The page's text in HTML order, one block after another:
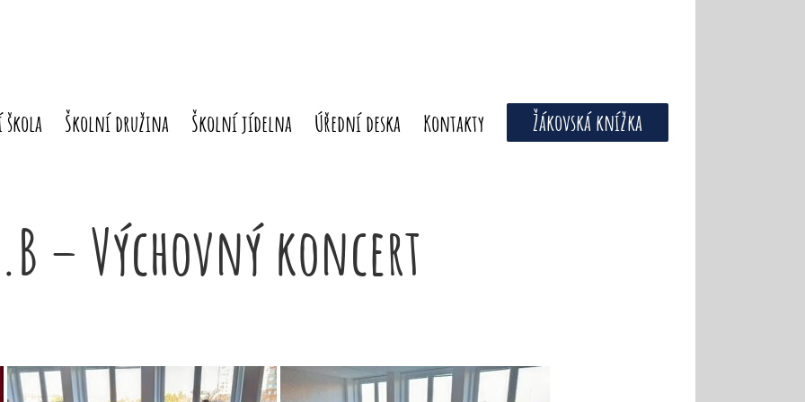
škola Školní družina Školní jídelna Úřední deska Kontakty Žákovská knížka
– Výchovný koncert